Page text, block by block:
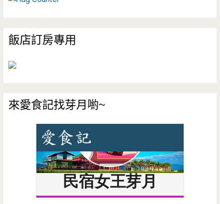
飯店訂房專用
來愛食記找芽月喲~